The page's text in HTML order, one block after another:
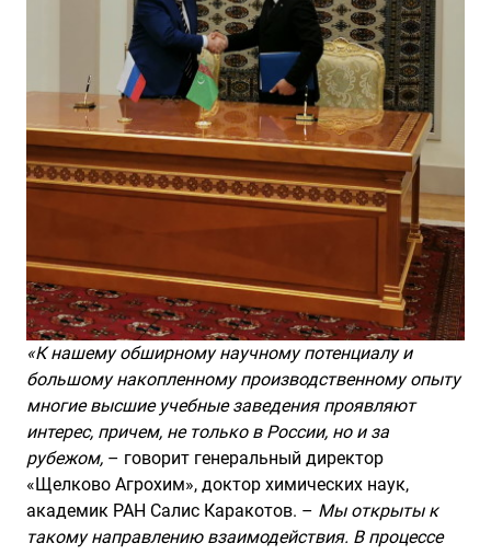
«К нашему обширному научному потенциалу и
большому накопленному производственному опыту
многие высшие учебные заведения проявляют
интерес, причем, не только в России, но и за
рубежом, – говорит генеральный директор
«Щелково Агрохим», доктор химических наук,
академик РАН Салис Каракотов. – Мы открыты к
такому направлению взаимодействия. В процессе